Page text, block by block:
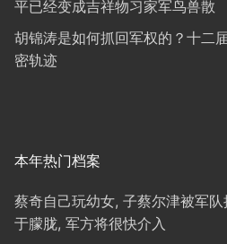
平已经变成吉祥物习家军鸟兽散
胡锦涛是如何抓回军权的？十二
密轨迹
本年热门档案
蔡奇自己玩幼女, 子蔡尔津被军
于朦胧, 军方将很快介入